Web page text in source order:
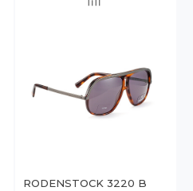
RODENSTOCK 3220 B